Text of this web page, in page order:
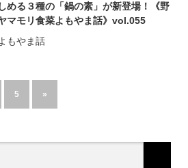
める３種の「鍋の素」が新登場！《野
マモリ食菜よもやま話》vol.055
もやま話
5 »